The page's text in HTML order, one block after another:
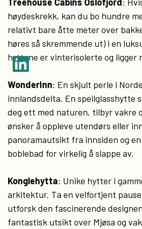
høydeskrekk, kan du bo hundre
relativt bare åtte meter over
høres så skremmende ut) i en
hyttene er vinterisolerte og ligger
WonderInn: En skjult perle i
innlandsdelta. En speilglasshytte
deg ett med naturen, tilbyr vakre
ønsker å oppleve utendørs eller
panoramautsikt fra innsiden og
boblebad for virkelig å slappe av.
Konglehytta: Unike hytter i
arkitektur. Ta en velfortjent
utforsk den fascinerende
fantastisk utsikt over Mjøsa og